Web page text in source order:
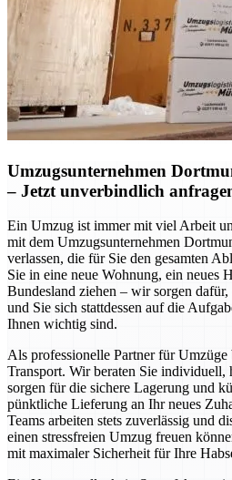
Umzugsunternehmen
– Jetzt unverbindlich
Ein Umzug ist immer mit viel Arbeit
mit dem Umzugsunternehmen
verlassen, die für Sie den gesamten
Sie in eine neue Wohnung, ein neues
Bundesland ziehen – wir sorgen
und Sie sich stattdessen auf die
Ihnen wichtig sind.
Als professionelle Partner für
Transport. Wir beraten Sie individuell,
sorgen für die sichere Lagerung und
pünktliche Lieferung an Ihr neues
Teams arbeiten stets zuverlässig und
einen stressfreien Umzug freuen
mit maximaler Sicherheit für Ihre